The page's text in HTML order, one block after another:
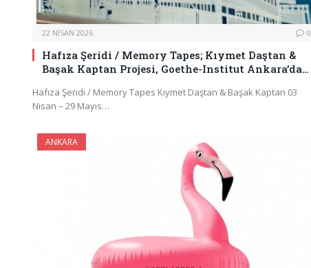
22 NISAN 2026 0
Hafıza Şeridi / Memory Tapes; Kıymet Daştan &
Başak Kaptan Projesi, Goethe-Institut Ankara’da…
Hafıza Şeridi / Memory Tapes Kıymet Daştan & Başak Kaptan 03
Nisan – 29 Mayıs…
ANKARA